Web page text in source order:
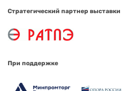
Стратегический партнер выставки
При поддержке